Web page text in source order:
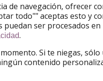
de navegación, ofrecer
todo"" aceptas esto y
ser procesados en
.
Si te niegas,
contenido